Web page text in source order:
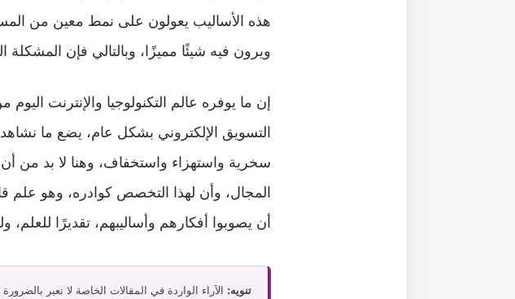
هذه الأساليب يعولون على نمط معين من
ويرون فيه شيئًا مميزًا، وبالتالي فإن
إن ما يوفره عالم التكنولوجيا والإنترنت
التسويق الإلكتروني بشكل عام، يضع ما
سخرية واستهزاء واستخفاف، وهنا لا بد من
المجال، وأن لهذا التخصص كوادره، وهو علم
أن يصوبوا أفكارهم وأساليبهم، تقديرًا للعلم،
تنويه: الآراء الواردة في المقالات الخاصة لا تعبر